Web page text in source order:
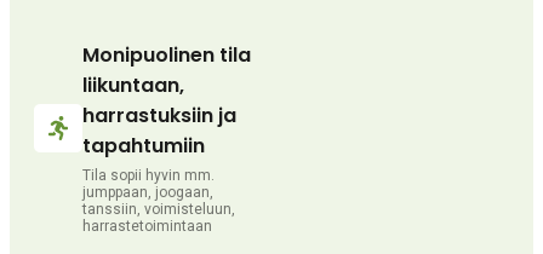
Monipuolinen tila
liikuntaan,
harrastuksiin ja
tapahtumiin
Tila sopii hyvin mm.
jumppaan, joogaan,
tanssiin, voimisteluun,
harrastetoimintaan